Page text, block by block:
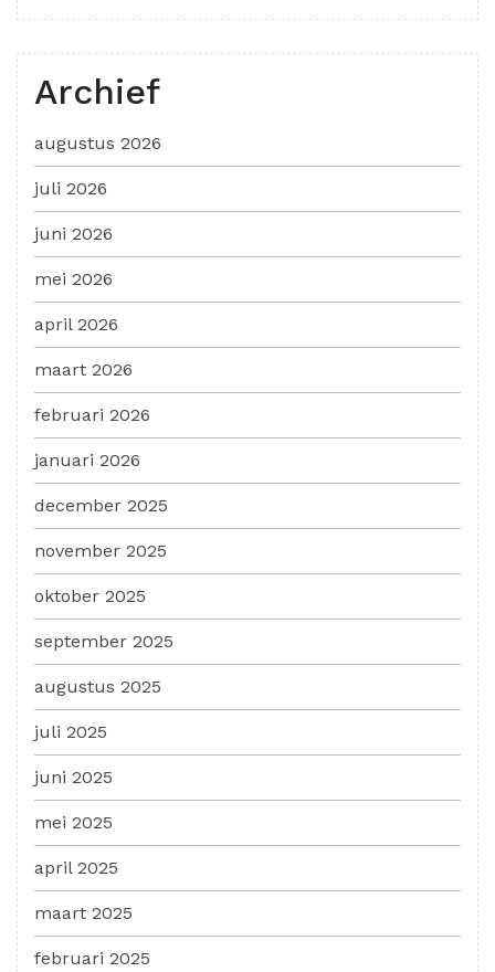
Archief
augustus 2026
juli 2026
juni 2026
mei 2026
april 2026
maart 2026
februari 2026
januari 2026
december 2025
november 2025
oktober 2025
september 2025
augustus 2025
juli 2025
juni 2025
mei 2025
april 2025
maart 2025
februari 2025